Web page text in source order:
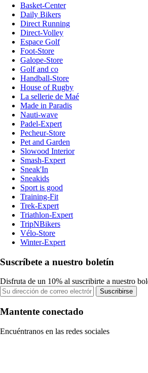
Basket-Center
Daily Bikers
Direct Running
Direct-Volley
Espace Golf
Foot-Store
Galope-Store
Golf and co
Handball-Store
House of Rugby
La sellerie de Maé
Made in Paradis
Nauti-wave
Padel-Expert
Pecheur-Store
Pet and Garden
Slowood Interior
Smash-Expert
Sneak'In
Sneakids
Sport is good
Training-Fit
Trek-Expert
Triathlon-Expert
TripNBikers
Vélo-Store
Winter-Expert
Suscríbete a nuestro boletín
Disfruta de un 10% al suscribirte a nuestro
Suscribirse
Mantente conectado
Encuéntranos en las redes sociales